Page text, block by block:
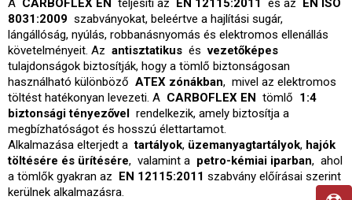
8031:2009 szabványokat, beleértve a hajlítási sugár,
lángállóság, nyúlás, robbanásnyomás és elektromos ellenállás
követelményeit. Az antisztatikus ésvezetőképes
tulajdonságok biztosítják, hogy a tömlő biztonságosan
használható különböző ATEX zónákban, mivel az elektromos
töltést hatékonyan levezeti. A CARBOFLEX EN tömlő 1:4
biztonsági tényezővel rendelkezik, amely biztosítja a
megbízhatóságot és hosszú élettartamot.
Alkalmazása elterjedt atartályok, üzemanyagtartályok, hajók
töltésére és ürítésére, valamint a petro-kémiai iparban, ahol
a tömlők gyakran az EN 12115:2011 szabvány előírásai szerint
kerülnek alkalmazásra.